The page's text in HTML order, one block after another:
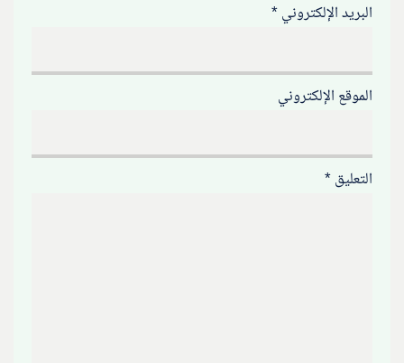
البريد الإلكتروني*
الموقع الإلكتروني
التعليق*